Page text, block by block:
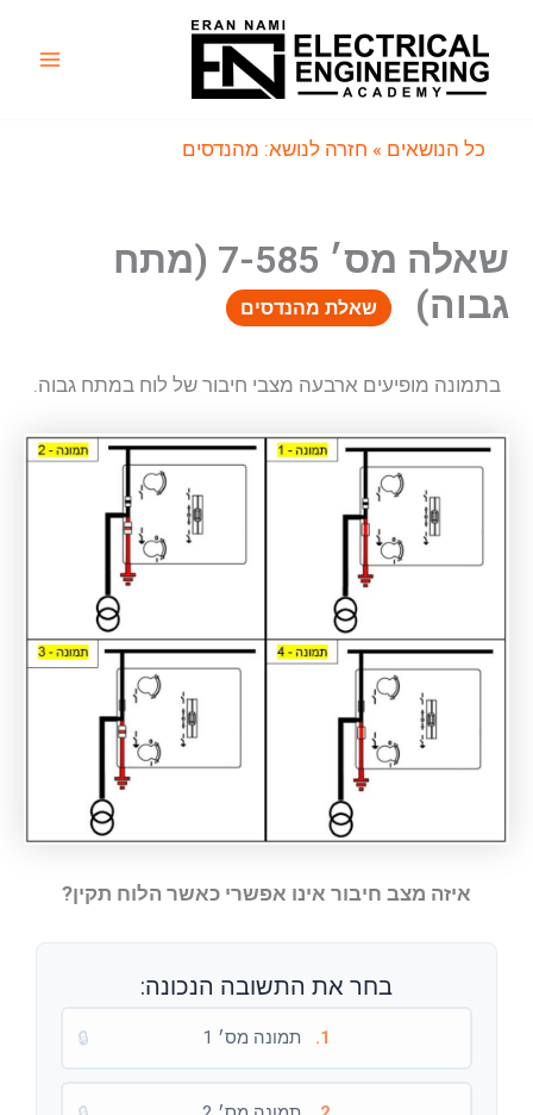
כל הנושאים » חזרה לנושא: מהנדסים
שאלה מס׳ 7-585 (מתח
גבוה)
שאלת מהנדסים
בתמונה מופיעים ארבעה מצבי חיבור של לוח במתח גבוה.
איזה מצב חיבור אינו אפשרי כאשר הלוח תקין?
בחר את התשובה הנכונה:
1. תמונה מס׳ 1 🔒